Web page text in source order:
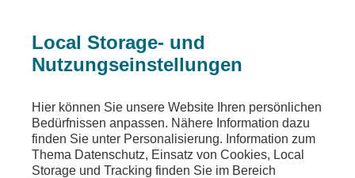
phoenix plus
Krieg und Frieden
Local Storage- und
Nutzungseinstellungen
Hier können Sie unsere Website Ihren persönlichen
Bedürfnissen anpassen. Nähere Information dazu
finden Sie unter Personalisierung. Information zum
Thema Datenschutz, Einsatz von Cookies, Local
Storage und Tracking finden Sie im Bereich